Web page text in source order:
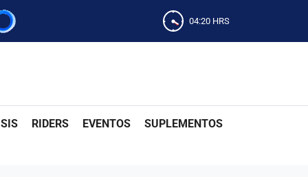
04:20 HRS
RIDERS EVENTOS SUPLEMENTOS